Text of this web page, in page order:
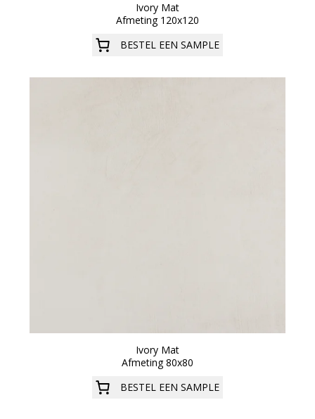
Ivory Mat
Afmeting 120x120
BESTEL EEN SAMPLE
Ivory Mat
Afmeting 80x80
BESTEL EEN SAMPLE